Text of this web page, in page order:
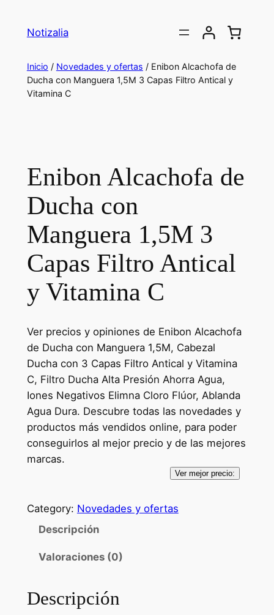
Notizalia
Inicio / Novedades y ofertas / Enibon Alcachofa de
Ducha con Manguera 1,5M 3 Capas Filtro Antical y
Vitamina C
Enibon Alcachofa de
Ducha con
Manguera 1,5M 3
Capas Filtro Antical
y Vitamina C
Ver precios y opiniones de Enibon Alcachofa
de Ducha con Manguera 1,5M, Cabezal
Ducha con 3 Capas Filtro Antical y Vitamina
C, Filtro Ducha Alta Presión Ahorra Agua,
Iones Negativos Elimna Cloro Flúor, Ablanda
Agua Dura. Descubre todas las novedades y
productos más vendidos online, para poder
conseguirlos al mejor precio y de las mejores
marcas.
Ver mejor precio:
Category: Novedades y ofertas
Descripción
Valoraciones (0)
Descripción